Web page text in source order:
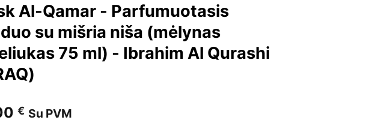
Al-Qamar - Parfumuotasis
su mišria niša (mėlynas
75 ml) - Ibrahim Al Qurashi
€ Su PVM